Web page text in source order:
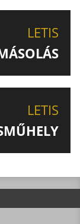
LETIS
LETIS